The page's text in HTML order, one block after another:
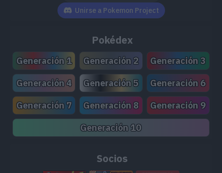
Unirse a Pokemon Project
Pokédex
Generación 1 Generación 2
Generación 3
Generación 4
Generación 5
Generación 6
Generación 7
Generación 8
Generación 9
Generación 10
Socios